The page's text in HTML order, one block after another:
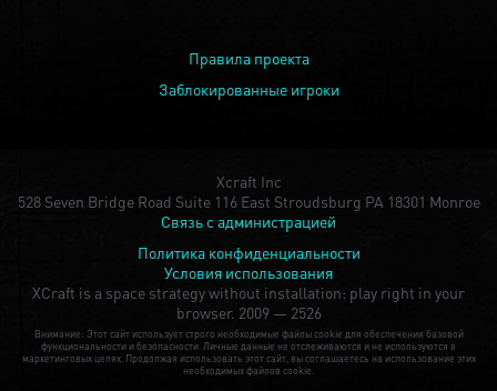
Правила проекта
Заблокированные игроки
Xcraft Inc
528 Seven Bridge Road Suite 116 East Stroudsburg PA 18301 Monroe
Связь с администрацией
Политика конфиденциальности
Условия использования
XCraft is a space strategy without installation: play right in your
browser. 2009 — 2526
Внимание: Этот сайт использует строго необходимые файлы cookie для обеспечения базовой
функциональности и безопасности. Личные данные не отслеживаются и не используются в
маркетинговых целях. Продолжая использовать этот сайт, вы соглашаетесь на использование этих
необходимых файлов cookie.